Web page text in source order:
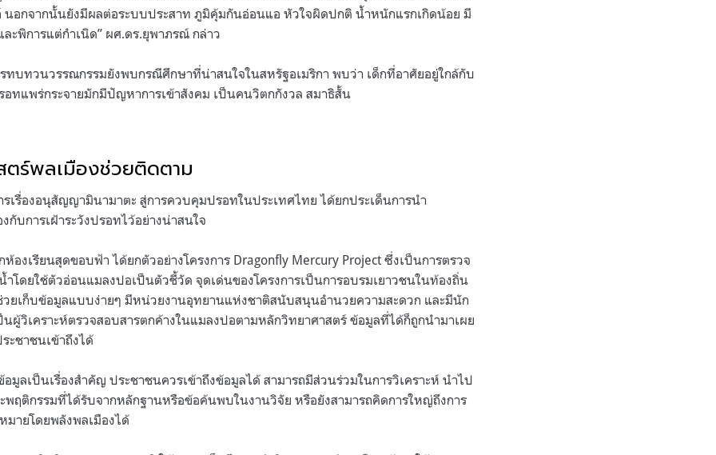
นอกจากนั้นยังมีผลต่อระบบประสาท ภูมิคุ้มกันอ่อนแอ หัวใจผิดปกติ น้ำหนักแรกเกิดน้อย มี
ะพิการแต่กำเนิด” ผศ.ดร.ยุพาภรณ์ กล่าว
ทบทวนวรรณกรรมยังพบกรณีศึกษาที่น่าสนใจในสหรัฐอเมริกา พบว่า เด็กที่อาศัยอยู่ใกล้กับ
ทแพร่กระจายมักมีปัญหาการเข้าสังคม เป็นคนวิตกกังวล สมาธิสั้น
ตร์พลเมืองช่วยติดตาม
รเรื่องอนุสัญญามินามาตะ สู่การควบคุมปรอทในประเทศไทย ได้ยกประเด็นการนำ
กับการเฝ้าระวังปรอทไว้อย่างน่าสนใจ
งเรียนสุดขอบฟ้า ได้ยกตัวอย่างโครงการ Dragonfly Mercury Project ซึ่งเป็นการตรวจ
โดยใช้ตัวอ่อนแมลงปอเป็นตัวชี้วัด จุดเด่นของโครงการเป็นการอบรมเยาวชนในท้องถิ่น
วยเก็บข้อมูลแบบง่ายๆ มีหน่วยงานอุทยานแห่งชาติสนับสนุนอำนวยความสะดวก และมีนัก
ผู้วิเคราะห์ตรวจสอบสารตกค้างในแมลงปอตามหลักวิทยาศาสตร์ ข้อมูลที่ได้ก็ถูกนำมาเผย
ะชาชนเข้าถึงได้
มูลเป็นเรื่องสำคัญ ประชาชนควรเข้าถึงข้อมูลได้ สามารถมีส่วนร่วมในการวิเคราะห์ นำไป
ฤติกรรมที่ได้รับจากหลักฐานหรือข้อค้นพบในงานวิจัย หรือยังสามารถคิดการใหญ่ถึงการ
ายโดยพลังพลเมืองได้